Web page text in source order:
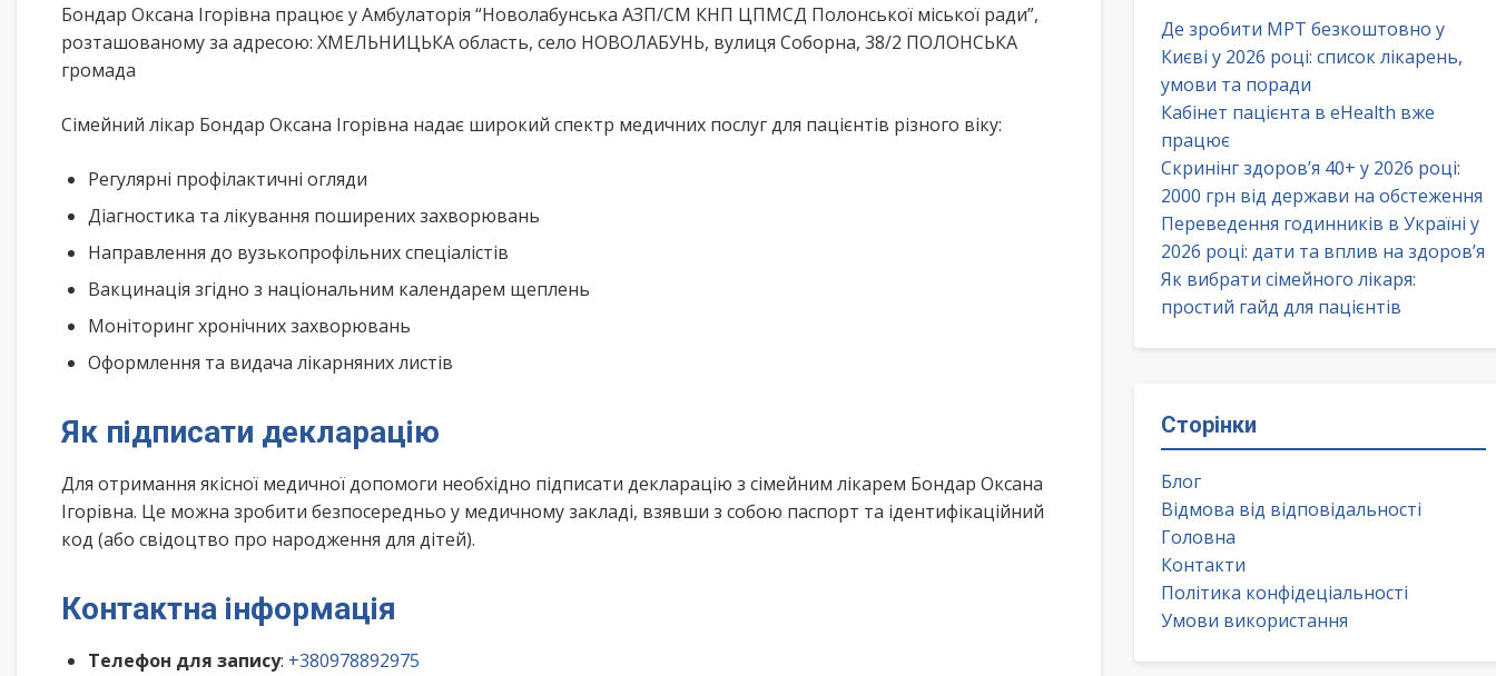
Бондар Оксана Ігорівна працює у Амбулаторія “Новолабунська АЗП/СМ КНП ЦПМСД Полонської міської ради”,
розташованому за адресою: ХМЕЛЬНИЦЬКА область, село НОВОЛАБУНЬ, вулиця Соборна, 38/2 ПОЛОНСЬКА
громада
Сімейний лікар Бондар Оксана Ігорівна надає широкий спектр медичних послуг для пацієнтів різного віку:
Регулярні профілактичні огляди
Діагностика та лікування поширених захворювань
Направлення до вузькопрофільних спеціалістів
Вакцинація згідно з національним календарем щеплень
Моніторинг хронічних захворювань
Оформлення та видача лікарняних листів
Як підписати декларацію
Для отримання якісної медичної допомоги необхідно підписати декларацію з сімейним лікарем Бондар Оксана
Ігорівна. Це можна зробити безпосередньо у медичному закладі, взявши з собою паспорт та ідентифікаційний
код (або свідоцтво про народження для дітей).
Контактна інформація
Телефон для запису: +380978892975
Де зробити МРТ безкоштовно у
Києві у 2026 році: список лікарень,
умови та поради
Кабінет пацієнта в eHealth вже
працює
Скринінг здоров’я 40+ у 2026 році:
2000 грн від держави на обстеження
Переведення годинників в Україні у
2026 році: дати та вплив на здоров’я
Як вибрати сімейного лікаря:
простий гайд для пацієнтів
Сторінки
Блог
Відмова від відповідальності
Головна
Контакти
Політика конфідеціальності
Умови використання